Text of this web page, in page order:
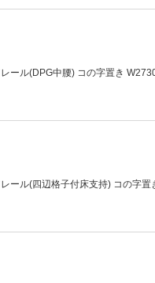
ール(DPG中腰) コの字置き
ール(四辺格子付床支持) コの字